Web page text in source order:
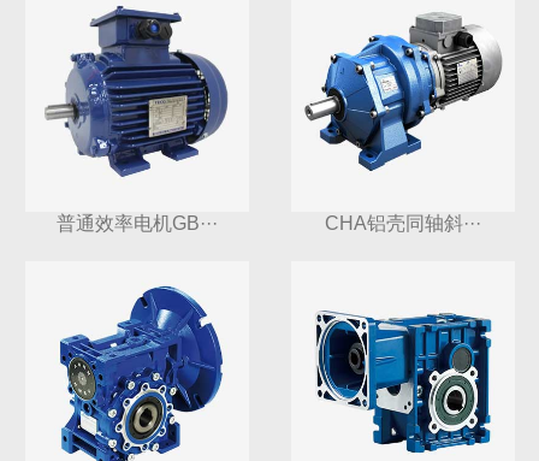
普通效率电机GB··· CHA铝壳同轴斜···